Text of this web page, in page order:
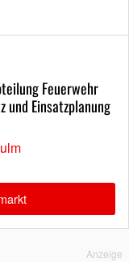
Feuerwehr
und Einsatzplanung
Anzeige